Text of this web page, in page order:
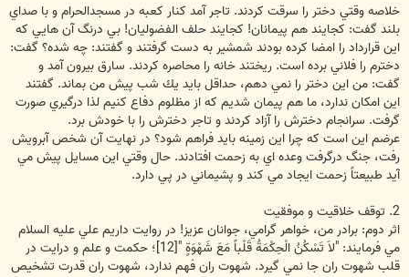
خلاصه وقتي دختر را سرقت كردند. تاجر آمد كنار كعبه در مسجدالحرام و با صداي
بلند گفت: كجايند هم پيمانان! كجايند حلف الفضوليان! بي درنگ آن هايي كه
اين قرارداد را امضا كرده بودند شمشير به دست گرفتند و گفتند: چه شده؟ گفت:
دخترم را فلاني برده است. ريختند خانه را محاصره كردند. سارق بيرون آمد و
گفت: من اين دختر را نمي دهم، حداقل بايد يك شب پيش من بماند. گفتند
اين امكان ندارد، ما هم پيمان شديم كه از مظلوم دفاع كنيم لذا درگيري صورت
گرفت. سرانجام دخترش را آزاد كردند و تاجر دخترش را با خودش برد.
عرضم اين است كه چرا اين زمينه بايد فراهم شود؟ در نهايت آن شخص آبرويش
رفت، جنگ درگرفت وعده اي به زحمت افتادند. حال وقتي اين مسايل پيش مي
آيد طبيعتاً زحمت ايجاد مي كند و پشيماني در پي دارد.
2. توقف خلاقيت و موفقيت
اثر دوم: برادر من، خواهر گرامي، جوانان عزيز! در روايت داريم علي عليه السلام
مي فرمايند: "لاَ تَسْكُنُ الْحِكْمَةُ قَلْباً مَعَ شَهْوَةٍ "[12]؛ حكمت و علم و درايت در
قلب شهوت ران جا نمي گيرد. شهوت ران فهم ندارد، شهوت ران قدرت تشخيص